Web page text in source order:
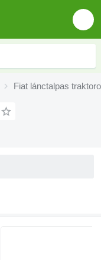
Fiat lánctalpas